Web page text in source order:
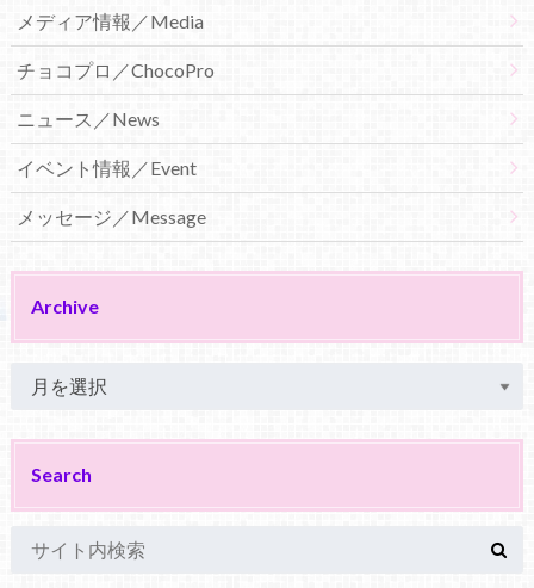
メディア情報／Media
チョコプロ／ChocoPro
ニュース／News
イベント情報／Event
メッセージ／Message
Archive
Search